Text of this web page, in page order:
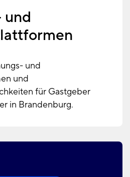
und
und
und
für Gastgeber
in Brandenburg.